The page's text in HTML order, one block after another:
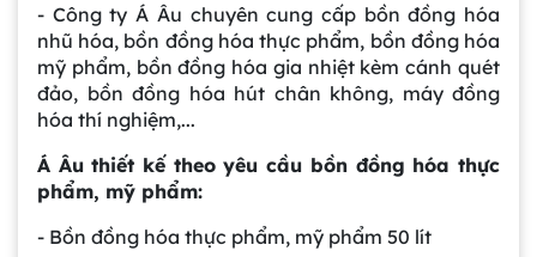
- Công ty Á Âu chuyên cung cấp bồn đồng hóa
nhũ hóa, bồn đồng hóa thực phẩm, bồn đồng hóa
mỹ phẩm, bồn đồng hóa gia nhiệt kèm cánh quét
đảo, bồn đồng hóa hút chân không, máy đồng
hóa thí nghiệm,...
Á Âu thiết kế theo yêu cầu bồn đồng hóa thực
phẩm, mỹ phẩm:
- Bồn đồng hóa thực phẩm, mỹ phẩm 50 lít